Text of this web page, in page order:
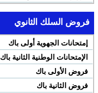
فروض السلك الثانوي
إمتحانات الجهوية أولى باك
الإمتحانات الوطنية الثانية باك
فروض الأولى باك
فروض الثانية باك